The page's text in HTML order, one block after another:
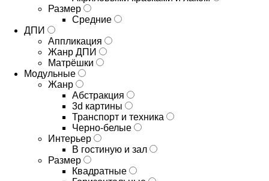
Размер
Средние
ДПИ
Аппликация
Жанр ДПИ
Матрёшки
Модульные
Жанр
Абстракция
3d картины
Транспорт и техника
Черно-белые
Интерьер
В гостиную и зал
Размер
Квадратные